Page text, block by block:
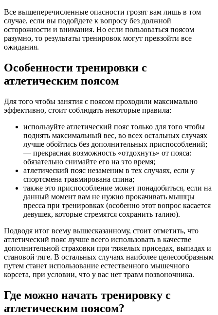
Все вышеперечисленные опасности грозят вам лишь в том
случае, если вы подойдете к вопросу без должной
осторожности и внимания. Но если пользоваться поясом
разумно, то результаты тренировок могут превзойти все
ожидания.
Особенности тренировки с
атлетическим поясом
Для того чтобы занятия с поясом проходили максимально
эффективно, стоит соблюдать некоторые правила:
используйте атлетический пояс только для того чтобы
поднять максимальный вес, во всех остальных случаях
лучше обойтись без дополнительных приспособлений;
— прекрасная возможность «отдохнуть» от пояса:
обязательно снимайте его на это время;
атлетический пояс незаменим в тех случаях, если у
спортсмена травмирована спина;
также это приспособление может понадобиться, если на
данный момент вам не нужно прокачивать мышцы
пресса при тренировках (особенно этот вопрос касается
девушек, которые стремятся сохранить талию).
Подводя итог всему вышесказанному, стоит отметить, что
атлетический пояс лучше всего использовать в качестве
дополнительной страховки при тяжелых приседах, выпадах и
становой тяге. В остальных случаях наиболее целесообразным
путем станет использование естественного мышечного
корсета, при условии, что у вас нет травм позвоночника.
Где можно начать тренировку с
атлетическим поясом?